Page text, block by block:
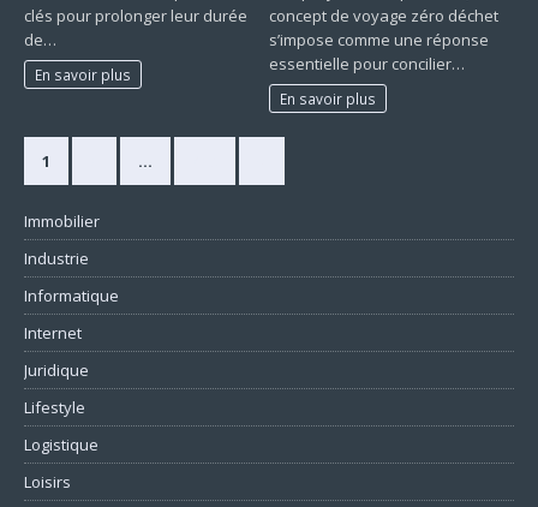
clés pour prolonger leur durée
de…
En savoir plus
concept de voyage zéro déchet
s’impose comme une réponse
essentielle pour concilier…
En savoir plus
1 …
Immobilier
Industrie
Informatique
Internet
Juridique
Lifestyle
Logistique
Loisirs